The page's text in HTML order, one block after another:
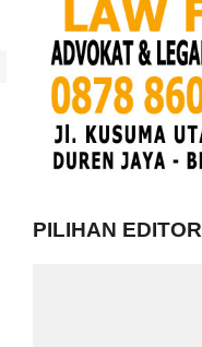
PILIHAN EDITOR